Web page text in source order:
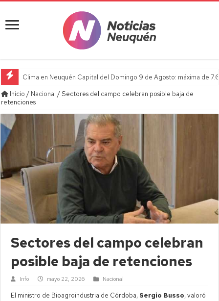
Clima en Neuquén Capital del Domingo 9 de Agosto: máxima de
Inicio / Nacional / Sectores del campo celebran posible baja de
retenciones
Sectores del campo celebran
posible baja de retenciones
Info mayo 22, 2026 Nacional
El ministro de Bioagroindustria de Córdoba, Sergio Busso, valoró